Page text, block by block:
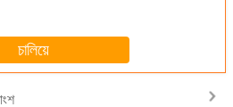
চালিয়ে